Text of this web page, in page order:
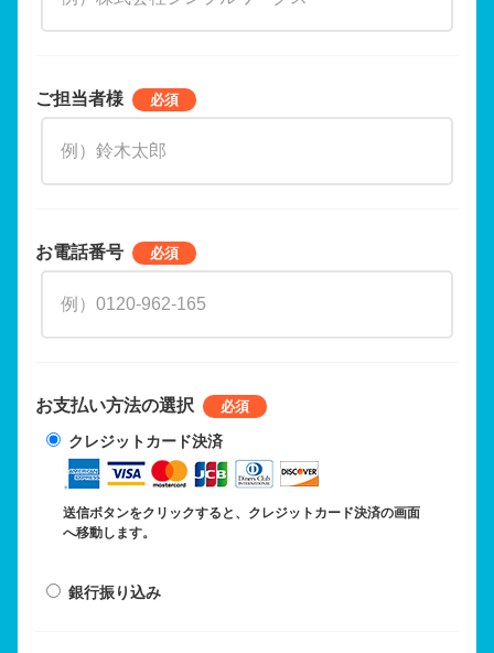
ご担当者様
お電話番号
お支払い方法の選択
クレジットカード決済
送信ボタンをクリックすると、クレジットカード決済の画面
へ移動します。
銀行振り込み